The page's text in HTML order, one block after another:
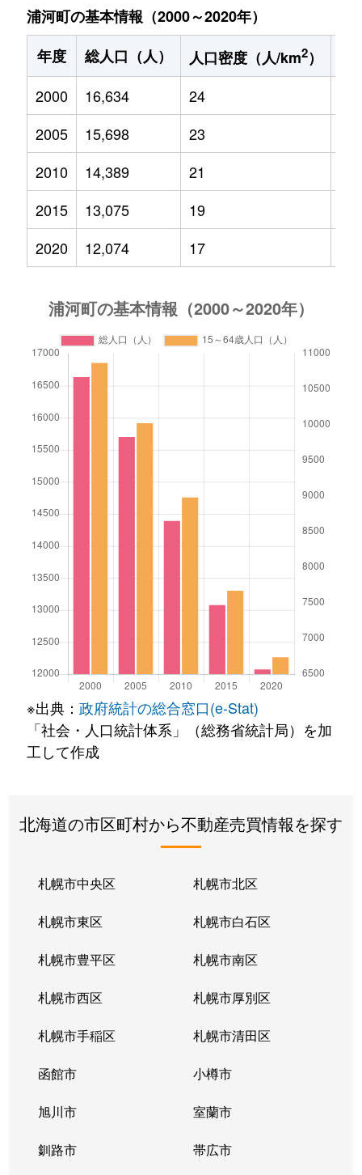
浦河町の基本情報（2000～2020年）
年度
総人口（人） 人口密度（人/km2）
2000
16,634 24
2005
15,698 23
2010
14,389 21
2015
13,075 19
2020
12,074 17
※出典： 政府統計の総合窓口(e-Stat)
「社会・人口統計体系」（総務省統計局）を加
工して作成
北海道の市区町村から不動産売買情報を探す
札幌市中央区 札幌市北区
札幌市東区 札幌市白石区
札幌市豊平区 札幌市南区
札幌市西区 札幌市厚別区
札幌市手稲区 札幌市清田区
函館市 小樽市
旭川市 室蘭市
釧路市 帯広市